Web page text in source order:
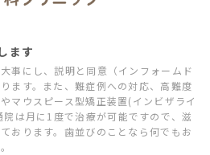
ます
事にし、説明と同意（インフォームド
ます。また、難症例への対応、高難度
マウスピース型矯正装置(インビザライ
は月に1度で治療が可能ですので、滋
おります。歯並びのことなら何でもお